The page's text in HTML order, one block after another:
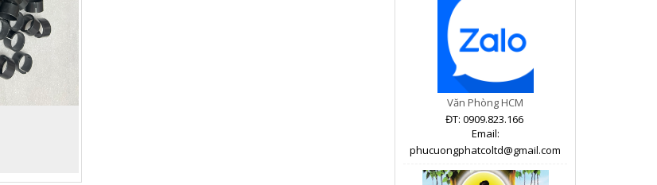
Văn Phòng HCM
ĐT: 0909.823.166
Email:
phucuongphatcoltd@gmail.com